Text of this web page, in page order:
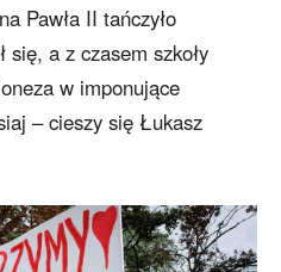
Pawła II tańczyło
się, a z czasem szkoły
w imponujące
– cieszy się Łukasz